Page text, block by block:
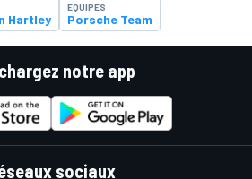
Hartley
ÉQUIPES
Porsche Team
notre app
sociaux